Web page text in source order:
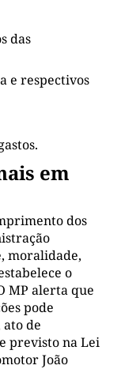
das
e respectivos
em
dos
moralidade,
o
MP alerta que
pode
de
previsto na Lei
João